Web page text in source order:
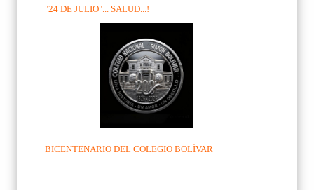
"24 DE JULIO"... SALUD...!
BICENTENARIO DEL COLEGIO BOLÍVAR